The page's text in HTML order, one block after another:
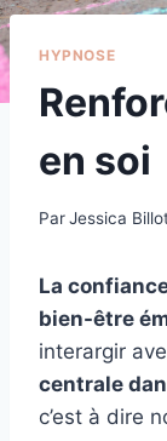
HYPNOSE
en soi
ParJessica
La
bien-être
interargir
centrale
c’est à dire